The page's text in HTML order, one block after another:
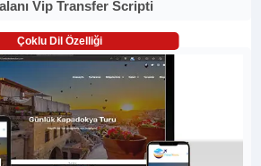
Vip Transfer Scripti
Çoklu Dil Özelliği